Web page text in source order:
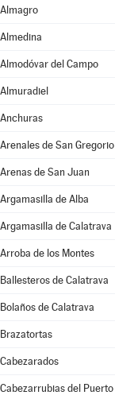
Almagro
Almedina
Almodóvar del Campo
Almuradiel
Anchuras
Arenales de San Gregorio
Arenas de San Juan
Argamasilla de Alba
Argamasilla de Calatrava
Arroba de los Montes
Ballesteros de Calatrava
Bolaños de Calatrava
Brazatortas
Cabezarados
Cabezarrubias del Puerto